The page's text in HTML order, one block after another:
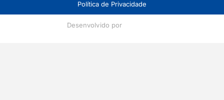
Política de Privacidade
Desenvolvido por